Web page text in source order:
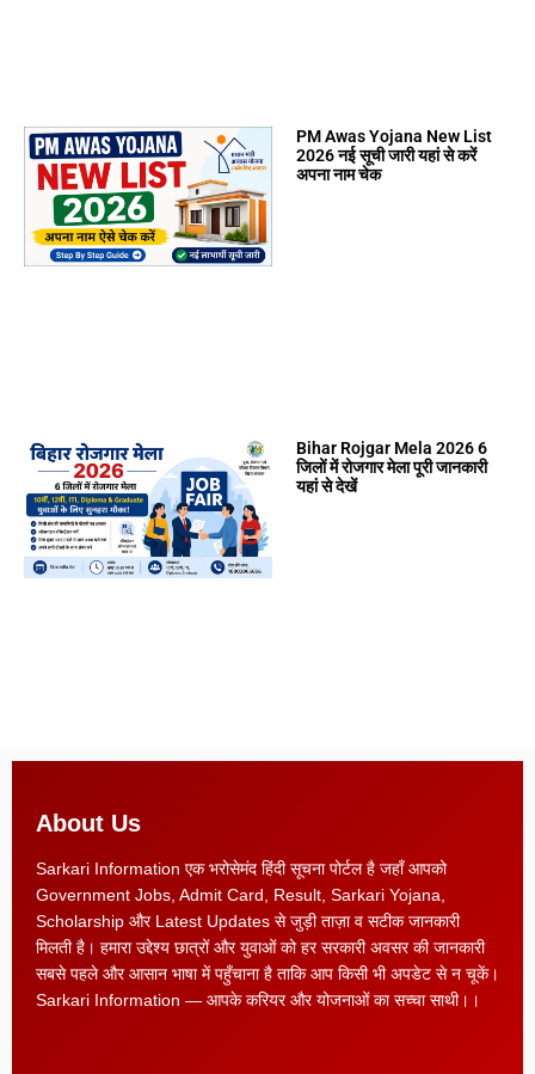
PM Awas Yojana New List
2026 नई सूची जारी यहां से करें
अपना नाम चेक
Bihar Rojgar Mela 2026 6
जिलों में रोजगार मेला पूरी जानकारी
यहां से देखें
About Us
Sarkari Information एक भरोसेमंद हिंदी सूचना पोर्टल है जहाँ आपको
Government Jobs, Admit Card, Result, Sarkari Yojana,
Scholarship और Latest Updates से जुड़ी ताज़ा व सटीक जानकारी
मिलती है। हमारा उद्देश्य छात्रों और युवाओं को हर सरकारी अवसर की जानकारी
सबसे पहले और आसान भाषा में पहुँचाना है ताकि आप किसी भी अपडेट से न चूकें।
Sarkari Information — आपके करियर और योजनाओं का सच्चा साथी।।